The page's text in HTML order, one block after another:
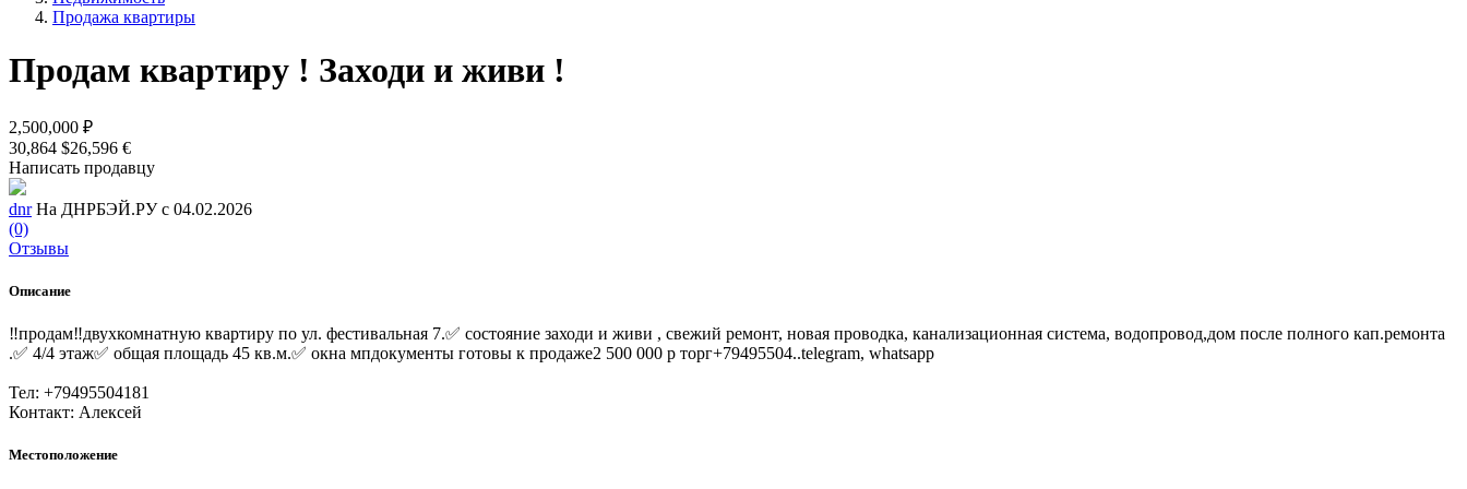
Продажа квартиры
Продам квартиру ! Заходи и живи !
2,500,000 ₽
30,864 $26,596 €
Написать продавцу
dnr На ДНРБЭЙ.РУ с 04.02.2026
(0)
Отзывы
Описание
‼продам‼двухкомнатную квартиру по ул. фестивальная 7.✅ состояние заходи и живи , свежий ремонт, новая проводка, канализационная система, водопровод,дом после полного кап.ремонта
.✅ 4/4 этаж✅ общая площадь 45 кв.м.✅ окна мпдокументы готовы к продаже2 500 000 р торг+79495504..telegram, whatsapp
Тел: +79495504181
Контакт: Алексей
Местоположение